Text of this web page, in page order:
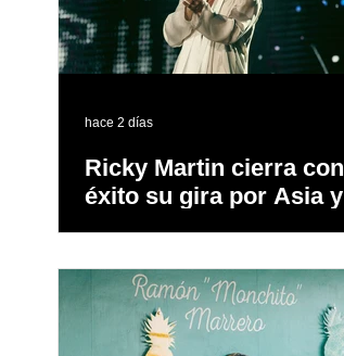
Ricky Martin cierra con
éxito su gira por Asia y
hace 2 días